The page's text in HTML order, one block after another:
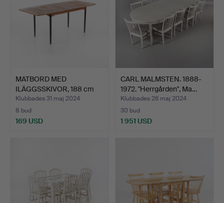
MATBORD MED
ILÄGGSSKIVOR, 188 cm
långt, Da…
Klubbades 31 maj 2024
8 bud
169 USD
CARL MALMSTEN. 1888-
1972. "Herrgården", Ma…
Klubbades 26 maj 2024
30 bud
1 951 USD